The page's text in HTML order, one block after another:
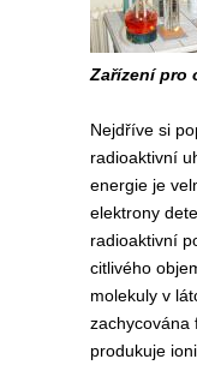
Zařízení pro
Nejdříve si
radioaktivní
energie je
elektrony
radioaktivní
citlivého
molekuly v
zachycována
produkuje